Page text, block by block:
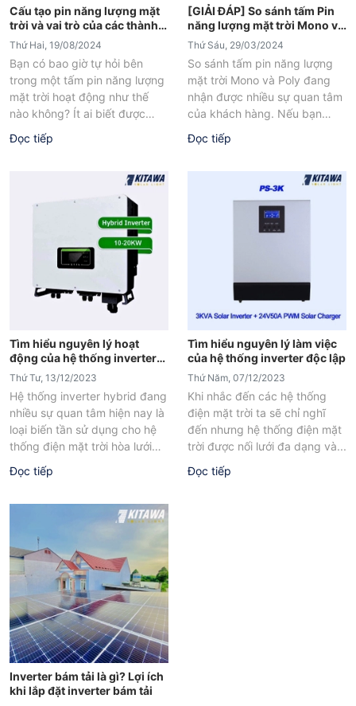
Cấu tạo pin năng lượng mặt
trời và vai trò của các thành
phần
Thứ Hai, 19/08/2024
Bạn có bao giờ tự hỏi bên
trong một tấm pin năng lượng
mặt trời hoạt động như thế
nào không? Ít ai biết được
Đọc tiếp
[GIẢI ĐÁP] So sánh tấm Pin
năng lượng mặt trời Mono và
Poly
Thứ Sáu, 29/03/2024
So sánh tấm pin năng lượng
mặt trời Mono và Poly đang
nhận được nhiều sự quan tâm
của khách hàng. Nếu bạn
cũng đang muốn...
Đọc tiếp
Tìm hiểu nguyên lý hoạt
động của hệ thống inverter
hybrid
Thứ Tư, 13/12/2023
Hệ thống inverter hybrid đang
nhiều sự quan tâm hiện nay là
loại biến tần sử dụng cho hệ
thống điện mặt trời hòa lưới
Đọc tiếp
Tìm hiểu nguyên lý làm việc
của hệ thống inverter độc lập
Thứ Năm, 07/12/2023
Khi nhắc đến các hệ thống
điện mặt trời ta sẽ chỉ nghĩ
đến nhưng hệ thống điện mặt
trời được nối lưới đa dạng và...
Đọc tiếp
Inverter bám tải là gì? Lợi ích
khi lắp đặt inverter bám tải